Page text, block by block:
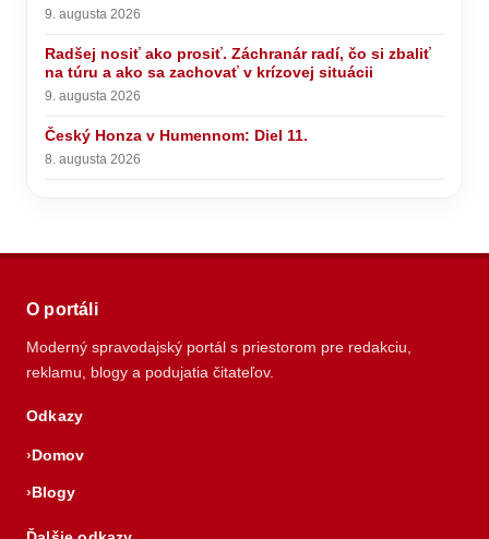
9. augusta 2026
Radšej nosiť ako prosiť. Záchranár radí, čo si zbaliť
na túru a ako sa zachovať v krízovej situácii
9. augusta 2026
Český Honza v Humennom: Diel 11.
8. augusta 2026
O portáli
Moderný spravodajský portál s priestorom pre redakciu,
reklamu, blogy a podujatia čitateľov.
Odkazy
Domov
Blogy